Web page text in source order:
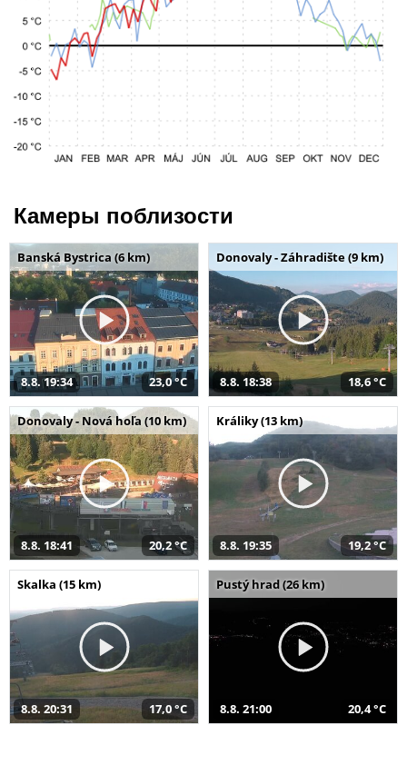
Камеры поблизости
Banská Bystrica (6 km)
8.8. 19:34 23,0 °C
Donovaly - Záhradište (9 km)
8.8. 18:38 18,6 °C
Donovaly - Nová hoľa (10 km)
8.8. 18:41 20,2 °C
Králiky (13 km)
8.8. 19:35 19,2 °C
Skalka (15 km)
8.8. 20:31 17,0 °C
Pustý hrad (26 km)
8.8. 21:00 20,4 °C